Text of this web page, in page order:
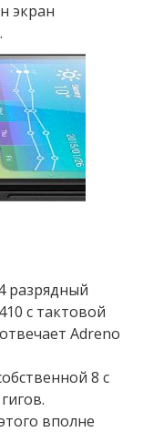
экран
разрядный
с тактовой
Adreno
8 с
вполне